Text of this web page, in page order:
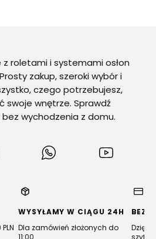
z roletami i systemami osłon
zakup, szeroki wybór i
czego potrzebujesz,
swoje wnętrze. Sprawdź
wychodzenia z domu.
nowej
karcie)
(Otwiera
karcie)
(Otwiera
nowej
karcie)
WYSYŁAMY W CIĄGU 24H
Dla zamówień złożonych do
Dzięki